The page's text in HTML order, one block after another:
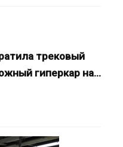
трековый
гиперкар на…